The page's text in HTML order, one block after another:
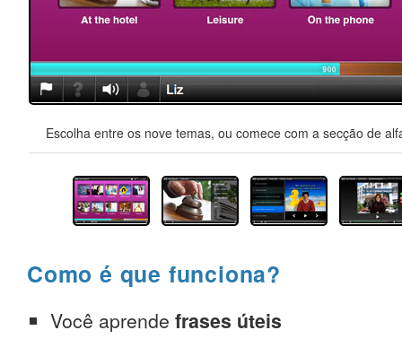
Escolha entre os nove temas, ou comece com a secção de
Como é que funciona?
Você aprende frases úteis